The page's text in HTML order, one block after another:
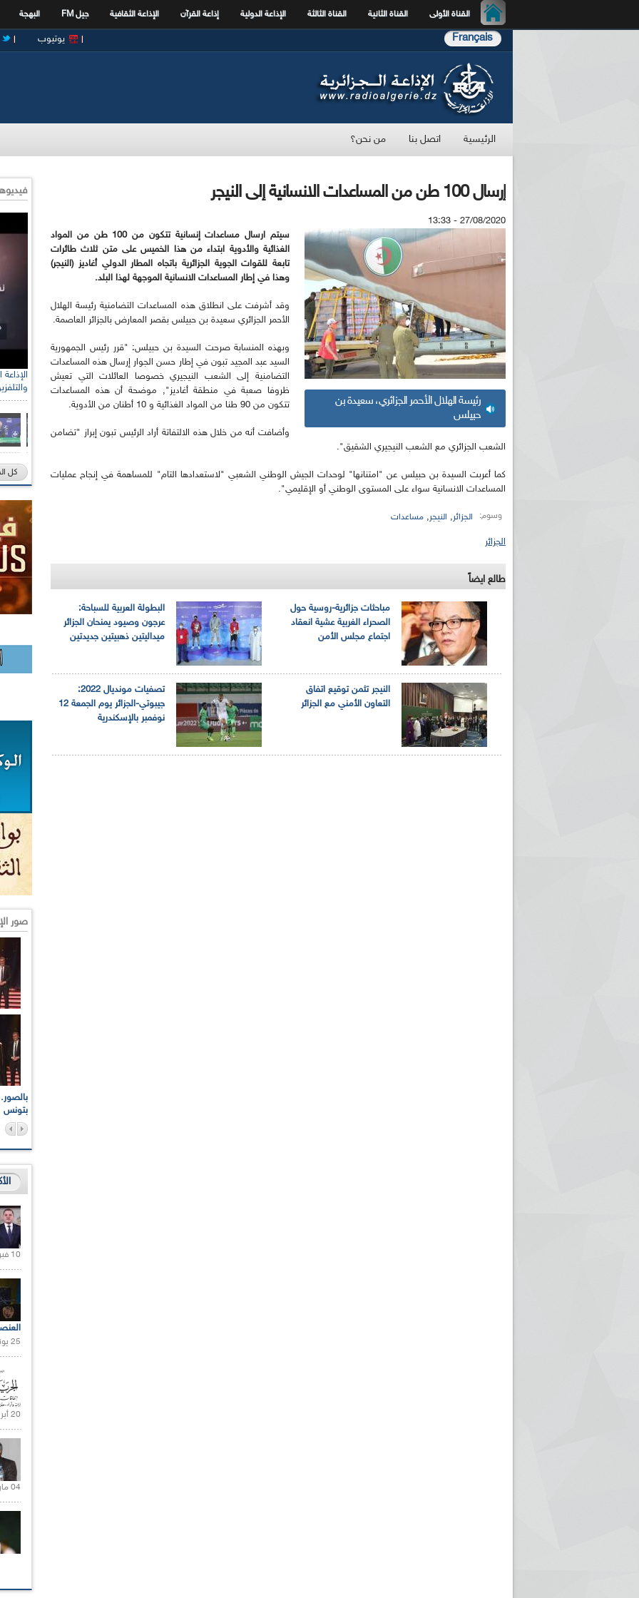
القناة الأولى القناة الثانية القناة الثالثة الإذاعة الدولية إذاعة القرآن الإذاعة الثقافية جيل FM البهجة
Français يوتيوب
الرئيسية اتصل بنا من نحن؟
إرسال 100 طن من المساعدات الانسانية إلى النيجر
27/08/2020 - 13:33
رئيسة الهلال الأحمر الجزائري، سعيدة بن
حبيلس
سيتم ارسال مساعدات إنسانية تتكون من 100 طن من المواد
الغذائية والأدوية ابتداء من هذا الخميس على متن ثلاث طائرات
تابعة للقوات الجوية الجزائرية باتجاه المطار الدولي أغاديز (النيجر)
وهذا في إطار المساعدات الانسانية الموجهة لهذا البلد.
وقد أشرفت على انطلاق هذه المساعدات التضامنية رئيسة الهلال
الأحمر الجزائري سعيدة بن حبيلس بقصر المعارض بالجزائر العاصمة.
وبهذه المنسابة صرحت السيدة بن حبيلس: "قرر رئيس الجمهورية
السيد عبد المجيد تبون في إطار حسن الجوار إرسال هذه المساعدات
التضامنية إلى الشعب النيجيري خصوصا العائلات التي تعيش
ظروفا صعبة في منطقة أغاديز", موضحة أن هذه المساعدات
تتكون من 90 طنا من المواد الغذائية و 10 أطنان من الأدوية.
وأضافت أنه من خلال هذه الالتفاتة أراد الرئيس تبون إبراز "تضامن
الشعب الجزائري مع الشعب النيجيري الشقيق".
كما أعربت السيدة بن حبيلس عن "امتنانها" لوحدات الجيش الوطني الشعبي "لاستعدادها التام" للمساهمة في إنجاح عمليات
المساعدات الانسانية سواء على المستوى الوطني أو الإقليمي".
وسوم: الجزائر, النيجر, مساعدات
الجزائر
طالع ايضاً
البطولة العربية للسباحة:
عرجون وصيود يمنحان الجزائر
ميداليتين ذهبيتين جديدتين
مباحثات جزائرية-روسية حول
الصحراء الغربية عشية انعقاد
اجتماع مجلس الأمن
تصفيات مونديال 2022:
جيبوتي-الجزائر يوم الجمعة 12
نوفمبر بالإسكندرية
النيجر تثمن توقيع اتفاق
التعاون الأمني مع الجزائر
كل
صور
بتونس
10 فبراير 2021 |
25 يونيو 2021 |
20 أبريل 2021 |
04 مارس 2020 |